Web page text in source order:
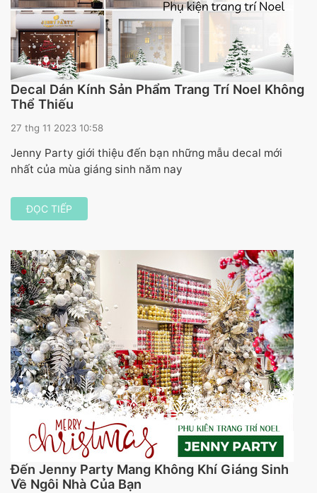
Decal Dán Kính Sản Phẩm Trang Trí Noel Không
Thể Thiếu
27 thg 11 2023 10:58
Jenny Party giới thiệu đến bạn những mẫu decal mới
nhất của mùa giáng sinh năm nay
ĐỌC TIẾP
Đến Jenny Party Mang Không Khí Giáng Sinh
Về Ngôi Nhà Của Bạn